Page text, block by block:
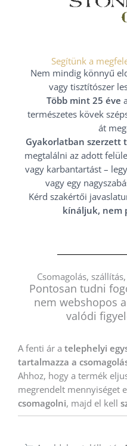
Segítünk a
Nem mindig könnyű
vagy tisztítószer
Több mint 25 éve
természetes kövek
át
Gyakorlatban szerzett
megtalálni az adott
vagy karbantartást –
vagy egy
Kérd szakértői
kínáljuk, nem
Csomagolás,
Pontosan tudni
nem webshopos
valódi
A fenti ár a telephelyi
tartalmazza a
Ahhoz, hogy a termék
megrendelt mennyiséget
csomagolni, majd el kell